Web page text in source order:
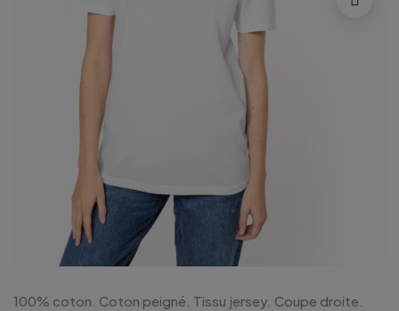
100% coton. Coton peigné. Tissu jersey. Coupe droite.